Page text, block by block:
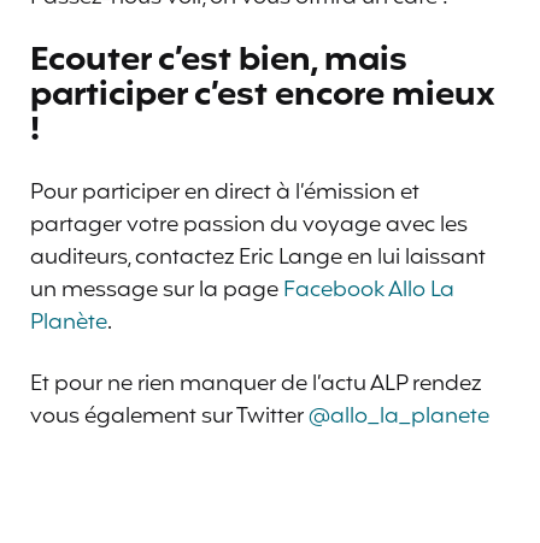
Ecouter c’est bien, mais
participer c’est encore mieux
!
Pour participer en direct à l’émission et
partager votre passion du voyage avec les
auditeurs, contactez Eric Lange en lui laissant
un message sur la pageFacebook Allo La
Planète.
Et pour ne rien manquer de l’actu ALP rendez
vous également sur Twitter@allo_la_planete